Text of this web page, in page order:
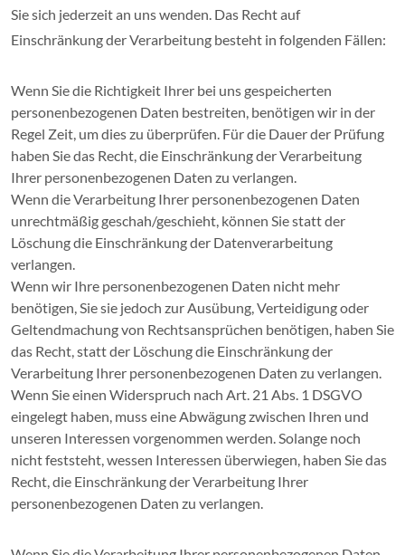
Sie sich jederzeit an uns wenden. Das Recht auf
Einschränkung der Verarbeitung besteht in folgenden Fällen:
Wenn Sie die Richtigkeit Ihrer bei uns gespeicherten
personenbezogenen Daten bestreiten, benötigen wir in der
Regel Zeit, um dies zu überprüfen. Für die Dauer der Prüfung
haben Sie das Recht, die Einschränkung der Verarbeitung
Ihrer personenbezogenen Daten zu verlangen.
Wenn die Verarbeitung Ihrer personenbezogenen Daten
unrechtmäßig geschah/geschieht, können Sie statt der
Löschung die Einschränkung der Datenverarbeitung
verlangen.
Wenn wir Ihre personenbezogenen Daten nicht mehr
benötigen, Sie sie jedoch zur Ausübung, Verteidigung oder
Geltendmachung von Rechtsansprüchen benötigen, haben Sie
das Recht, statt der Löschung die Einschränkung der
Verarbeitung Ihrer personenbezogenen Daten zu verlangen.
Wenn Sie einen Widerspruch nach Art. 21 Abs. 1 DSGVO
eingelegt haben, muss eine Abwägung zwischen Ihren und
unseren Interessen vorgenommen werden. Solange noch
nicht feststeht, wessen Interessen überwiegen, haben Sie das
Recht, die Einschränkung der Verarbeitung Ihrer
personenbezogenen Daten zu verlangen.